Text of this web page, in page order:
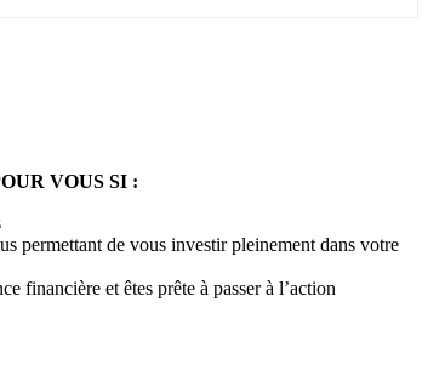
VOUS SI :
permettant de vous investir pleinement dans votre
financière et êtes prête à passer à l’action